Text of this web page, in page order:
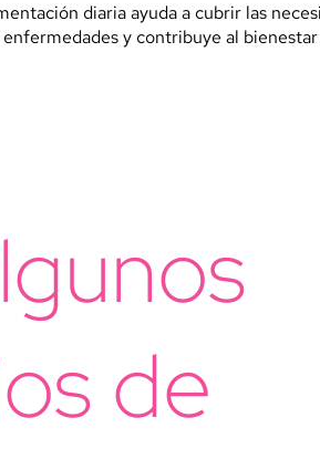
diaria ayuda a cubrir las
y contribuye al
de